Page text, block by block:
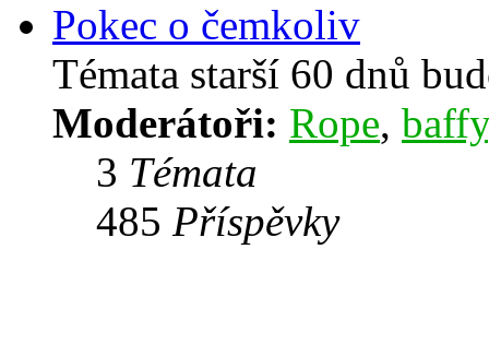
Pokec o čemkoliv
Témata starší 60 dnů
Moderátoři: Rope, baffy
3 Témata
485 Příspěvky